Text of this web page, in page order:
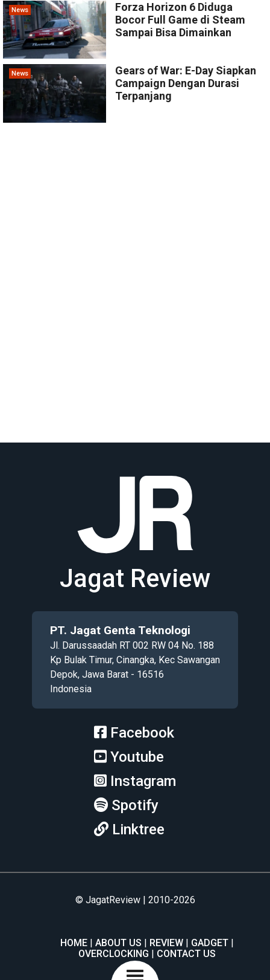
News
Forza Horizon 6 Diduga
Bocor Full Game di Steam
Sampai Bisa Dimainkan
News
Gears of War: E-Day Siapkan
Campaign Dengan Durasi
Terpanjang
Jagat Review
PT. Jagat Genta Teknologi
Jl. Darussaadah RT 002 RW 04 No. 188
Kp Bulak Timur, Cinangka, Kec Sawangan
Depok, Jawa Barat - 16516
Indonesia
Facebook
Youtube
Instagram
Spotify
Linktree
© JagatReview | 2010-2026
HOME ABOUT US REVIEW
GADGET
OVERCLOCKING
CONTACT US